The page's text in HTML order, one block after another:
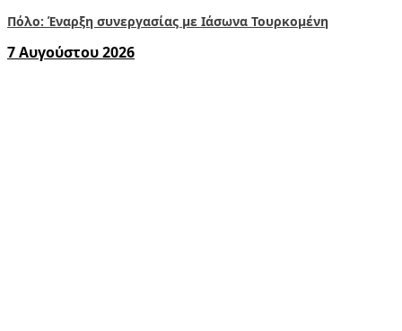
Πόλο: Έναρξη συνεργασίας με Ιάσωνα Τουρκομένη
7 Αυγούστου 2026